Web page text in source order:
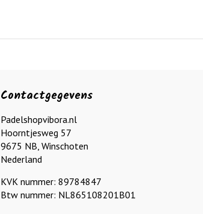
Contactgegevens
Padelshopvibora.nl
Hoorntjesweg 57
9675 NB, Winschoten
Nederland
KVK nummer: 89784847
Btw nummer: NL865108201B01